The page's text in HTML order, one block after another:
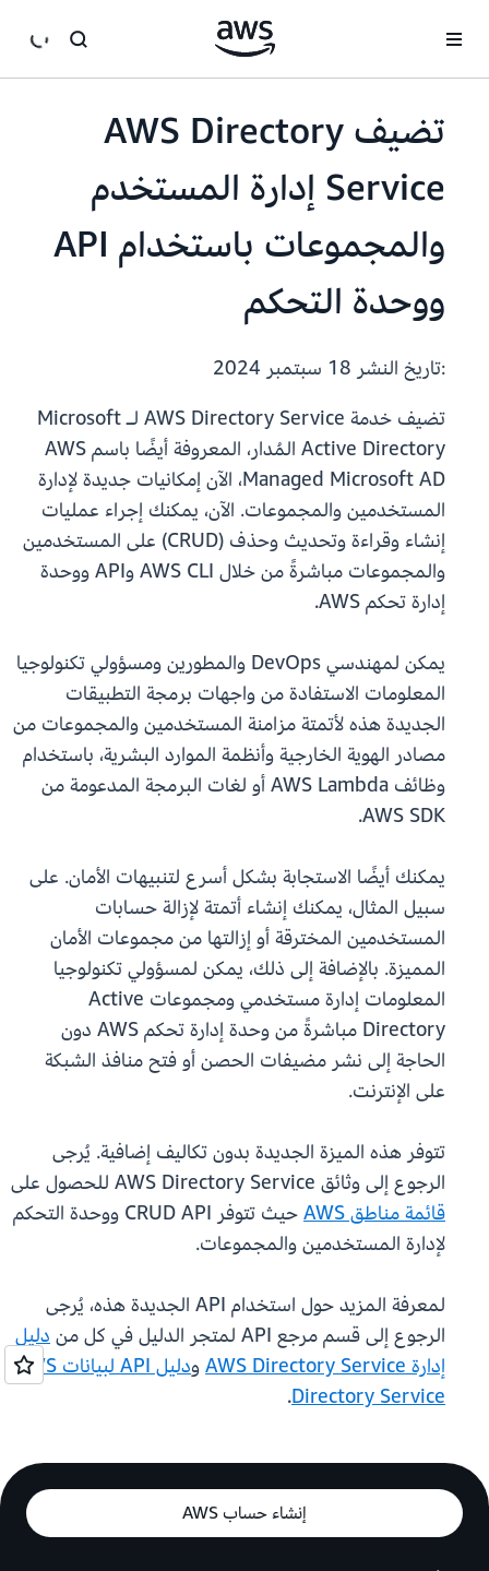
تضيف AWS Directory
Service إدارة المستخدم
والمجموعات باستخدام API
ووحدة التحكم
:تاريخ النشر
تضيف خدمة AWS Directory Service لـ Microsoft
Active Directory المُدار، المعروفة أيضًا باسم AWS
Managed Microsoft AD، الآن إمكانيات جديدة لإدارة
المستخدمين والمجموعات. الآن، يمكنك إجراء عمليات
إنشاء وقراءة وتحديث وحذف (CRUD) على المستخدمين
والمجموعات مباشرةً من خلال AWS CLI وAPI ووحدة
إدارة تحكم AWS.
يمكن لمهندسي DevOps والمطورين ومسؤولي تكنولوجيا
المعلومات الاستفادة من واجهات برمجة التطبيقات
الجديدة هذه لأتمتة مزامنة المستخدمين والمجموعات من
مصادر الهوية الخارجية وأنظمة الموارد البشرية، باستخدام
وظائف AWS Lambda أو لغات البرمجة المدعومة من
AWS SDK.
يمكنك أيضًا الاستجابة بشكل أسرع لتنبيهات الأمان. على
سبيل المثال، يمكنك إنشاء أتمتة لإزالة حسابات
المستخدمين المخترقة أو إزالتها من مجموعات الأمان
المميزة. بالإضافة إلى ذلك، يمكن لمسؤولي تكنولوجيا
المعلومات إدارة مستخدمي ومجموعات Active
Directory مباشرةً من وحدة إدارة تحكم AWS دون
الحاجة إلى نشر مضيفات الحصن أو فتح منافذ الشبكة
على الإنترنت.
تتوفر هذه الميزة الجديدة بدون تكاليف إضافية. يُرجى
الرجوع إلى وثائق AWS Directory Service للحصول على
قائمة مناطق AWS
حيث تتوفر CRUD API ووحدة التحكم
لإدارة المستخدمين والمجموعات.
لمعرفة المزيد حول استخدام API الجديدة هذه، يُرجى
الرجوع إلى قسم مرجع API لمتجر الدليل في كل من
دليل
إدارة AWS Directory Service
و
دليل API لبيانات AWS
Directory Service
.
إنشاء حساب AWS